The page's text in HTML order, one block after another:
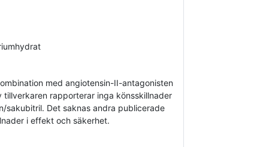
med angiotensin-II-antagonisten
rapporterar inga könsskillnader
sakubitril. Det saknas andra publicerade
i effekt och säkerhet.